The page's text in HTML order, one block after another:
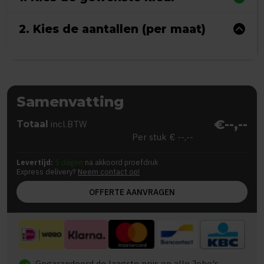
2. Kies de aantallen (per maat)
Samenvatting
Totaal incl.BTW €--,--
Per stuk € --,--
Levertijd: 5 dagen na akkoord proefdruk
Express delivery? Neem contact op!
OFFERTE AANVRAGEN